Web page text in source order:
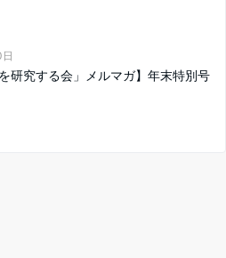
を研究する会」メルマガ】年末特別号